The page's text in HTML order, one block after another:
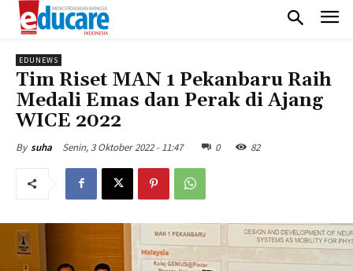
EDUNEWS
Tim Riset MAN 1 Pekanbaru Raih
Medali Emas dan Perak di Ajang
WICE 2022
By suha Senin, 3 Oktober 2022 - 11:47 0 82